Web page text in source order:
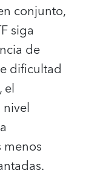
conjunto,
siga
de
dificultad
el